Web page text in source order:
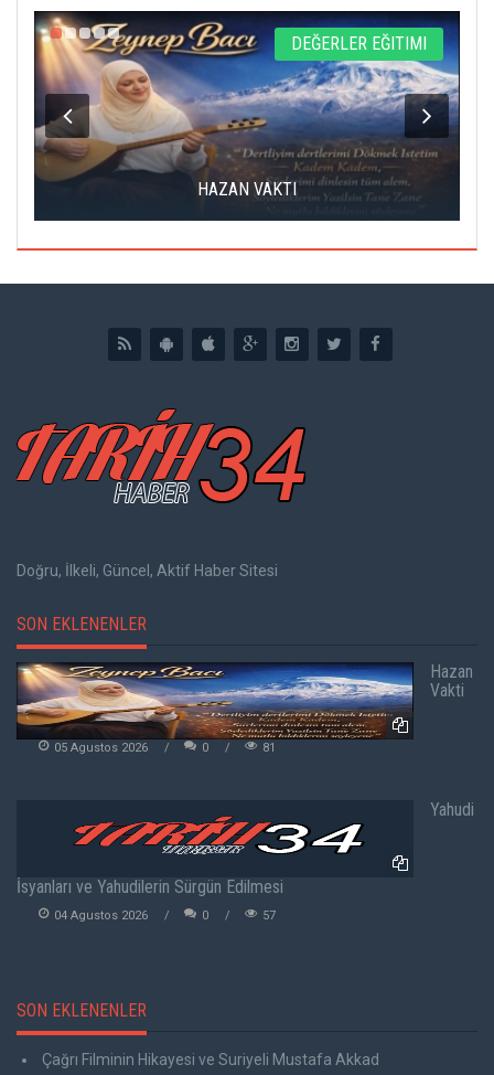
DEĞERLER EĞITIMI
HAZAN VAKTI
Doğru, İlkeli, Güncel, Aktif Haber Sitesi
SON EKLENENLER
Hazan
Vakti
05 Agustos 2026 0 81
Yahudi
İsyanları ve Yahudilerin Sürgün Edilmesi
04 Agustos 2026 0 57
SON EKLENENLER
Çağrı Filminin Hikayesi ve Suriyeli Mustafa Akkad